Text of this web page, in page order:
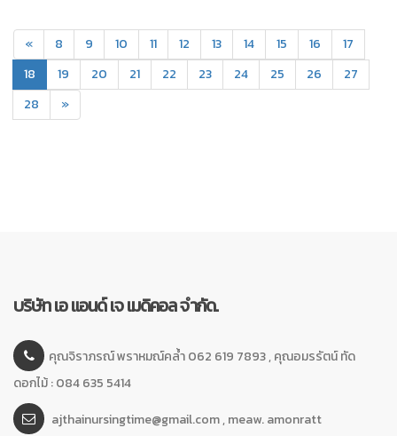
« 8 9 10 11 12 13 14 15 16
17
18 (current)
19 20 21 22 23 24 25 26
27
28
»
บริษัท เอ แอนด์ เจ เมดิคอล จำกัด.
คุณจิราภรณ์ พราหมณ์คล้ำ 062 619 7893 , คุณอมรรัตน์ ทัด
ดอกไม้ : 084 635 5414
ajthainursingtime@gmail.com , meaw. amonratt